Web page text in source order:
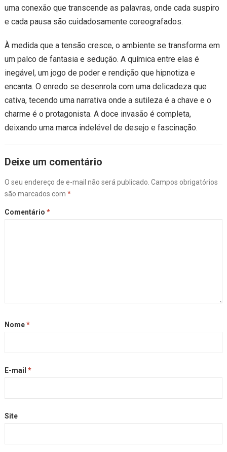
uma conexão que transcende as palavras, onde cada suspiro
e cada pausa são cuidadosamente coreografados.
À medida que a tensão cresce, o ambiente se transforma em
um palco de fantasia e sedução. A química entre elas é
inegável, um jogo de poder e rendição que hipnotiza e
encanta. O enredo se desenrola com uma delicadeza que
cativa, tecendo uma narrativa onde a sutileza é a chave e o
charme é o protagonista. A doce invasão é completa,
deixando uma marca indelével de desejo e fascinação.
Deixe um comentário
O seu endereço de e-mail não será publicado. Campos obrigatórios
são marcados com *
Comentário *
Nome*
E-mail *
Site